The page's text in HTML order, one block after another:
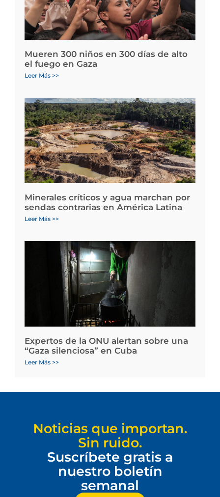
Mueren 300 niños en 300 días de alto
el fuego en Gaza
Leer Más >>
Minerales críticos y agua marchan por
sendas contrarias en América Latina
Leer Más >>
Expertos de la ONU alertan sobre una
“Gaza silenciosa” en Cuba
Leer Más >>
Noticias que importan.
Sin ruido.
Suscríbete gratis a
nuestro boletín
semanal